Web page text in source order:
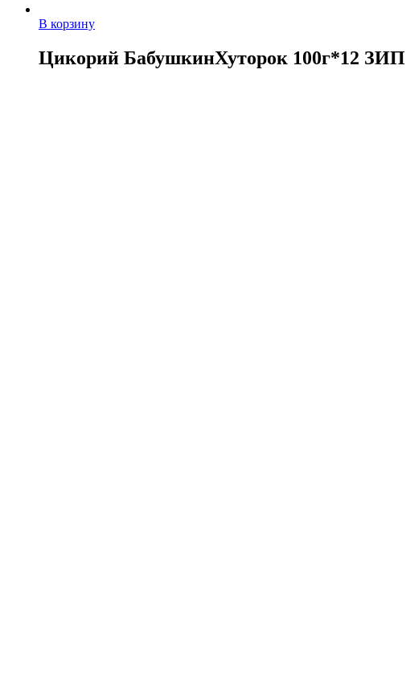
В корзину
Цикорий БабушкинХуторок 100г*12 ЗИП